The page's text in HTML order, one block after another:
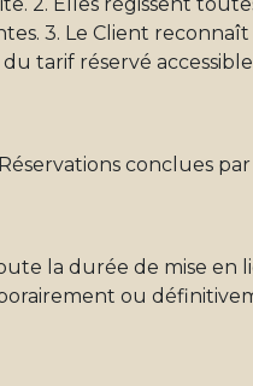
3. Le Client
tarif réservé
conclues
la durée de mise en
ou